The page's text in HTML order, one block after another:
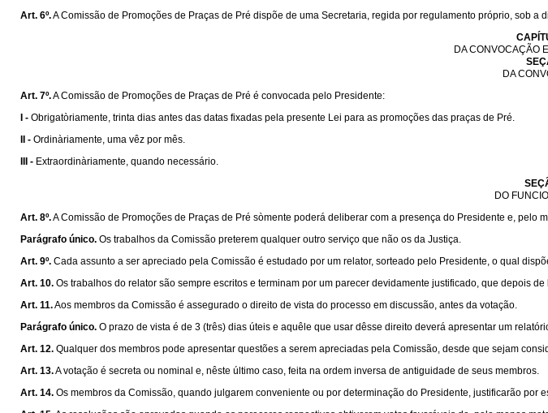
Art. 6º.A Comissão de Promoções de Praças de Pré dispõe de uma Secretaria, regida por regulamento próprio, sob a
DA CONVOCAÇÃO
DA
Art. 7º.A Comissão de Promoções de Praças de Pré é convocada pelo Presidente:
I - Obrigatòriamente, trinta dias antes das datas fixadas pela presente Lei para as promoções das praças de Pré.
II - Ordinàriamente, uma vêz por mês.
III - Extraordinàriamente, quando necessário.
DO
Art. 8º.A Comissão de Promoções de Praças de Pré sòmente poderá deliberar com a presença do Presidente e, pelo
Parágrafo único. Os trabalhos da Comissão preterem qualquer outro serviço que não os da Justiça.
Art. 9º. Cada assunto a ser apreciado pela Comissão é estudado por um relator, sorteado pelo Presidente, o qual
Art. 10. Os trabalhos do relator são sempre escritos e terminam por um parecer devidamente justificado, que depois
Art. 11.Aos membros da Comissão é assegurado o direito de vista do processo em discussão, antes da votação.
Parágrafo único. O prazo de vista é de 3 (três) dias úteis e aquêle que usar dêsse direito deverá apresentar um
Art. 12. Qualquer dos membros pode apresentar questões a serem apreciadas pela Comissão, desde que sejam
Art. 13.A votação é secreta ou nominal e, nêste último caso, feita na ordem inversa de antiguidade de seus membros.
Art. 14. Os membros da Comissão, quando julgarem conveniente ou por determinação do Presidente, justificarão por